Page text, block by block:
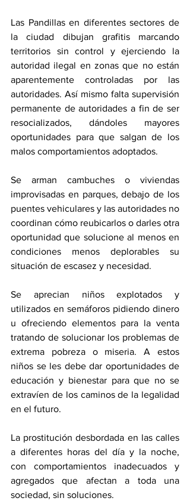
Las Pandillas en diferentes sectores de
la ciudad dibujan grafitis marcando
territorios sin control y ejerciendo la
autoridad ilegal en zonas que no están
aparentemente controladas por las
autoridades. Así mismo falta supervisión
permanente de autoridades a fin de ser
resocializados, dándoles mayores
oportunidades para que salgan de los
malos comportamientos adoptados.
Se arman cambuches o viviendas
improvisadas en parques, debajo de los
puentes vehiculares y las autoridades no
coordinan cómo reubicarlos o darles otra
oportunidad que solucione al menos en
condiciones menos deplorables su
situación de escasez y necesidad.
Se aprecian niños explotados y
utilizados en semáforos pidiendo dinero
u ofreciendo elementos para la venta
tratando de solucionar los problemas de
extrema pobreza o miseria. A estos
niños se les debe dar oportunidades de
educación y bienestar para que no se
extravíen de los caminos de la legalidad
en el futuro.
La prostitución desbordada en las calles
a diferentes horas del día y la noche,
con comportamientos inadecuados y
agregados que afectan a toda una
sociedad, sin soluciones.